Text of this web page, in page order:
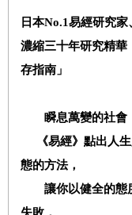
日本No.1易經研究家
濃縮三十年研究精華
存指南」
瞬息萬變的社會
《易經》點出人
態的方法，
讓你以健全的態度
失敗，